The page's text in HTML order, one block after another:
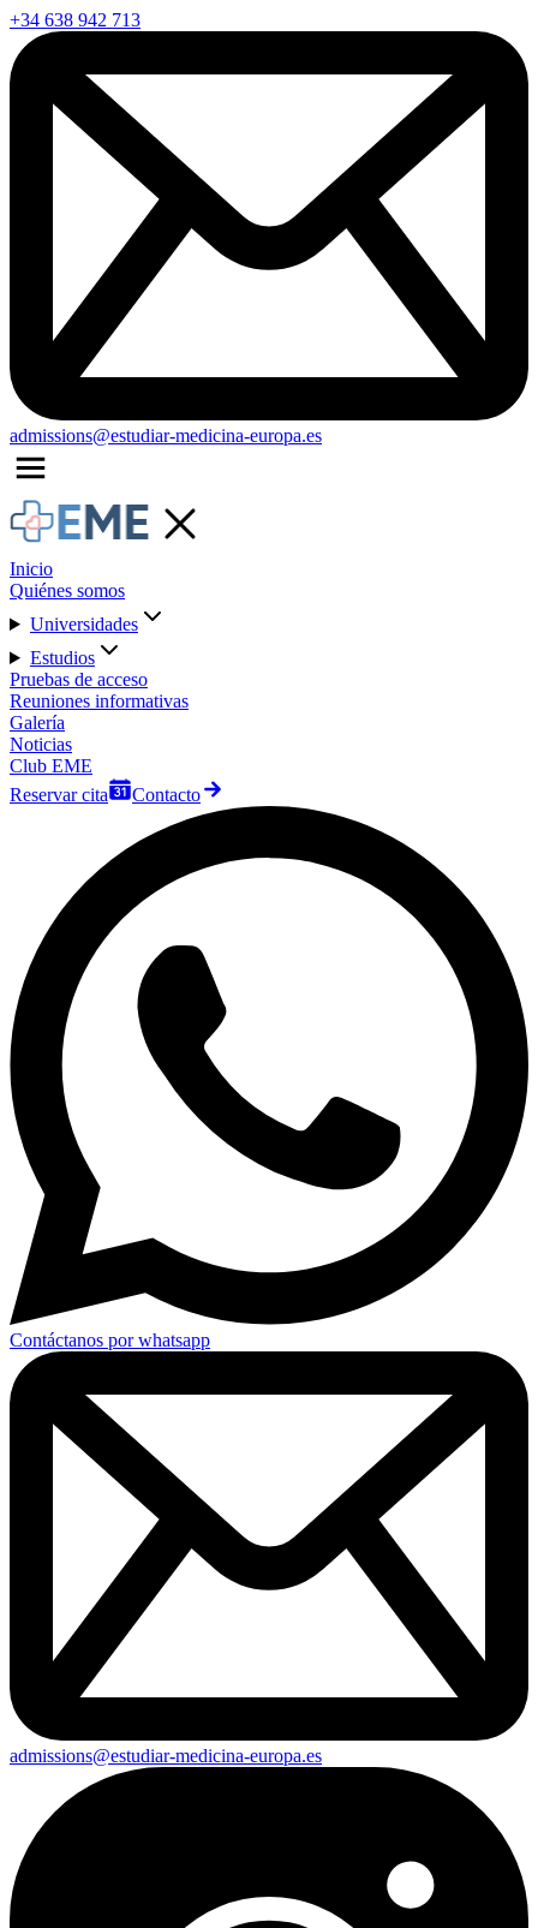
+34 638 942 713
admissions@estudiar-medicina-europa.es
Inicio
Quiénes somos
Universidades
Estudios
Pruebas de acceso
Reuniones informativas
Galería
Noticias
Club EME
Reservar cita
Contacto
Contáctanos por whatsapp
admissions@estudiar-medicina-europa.es